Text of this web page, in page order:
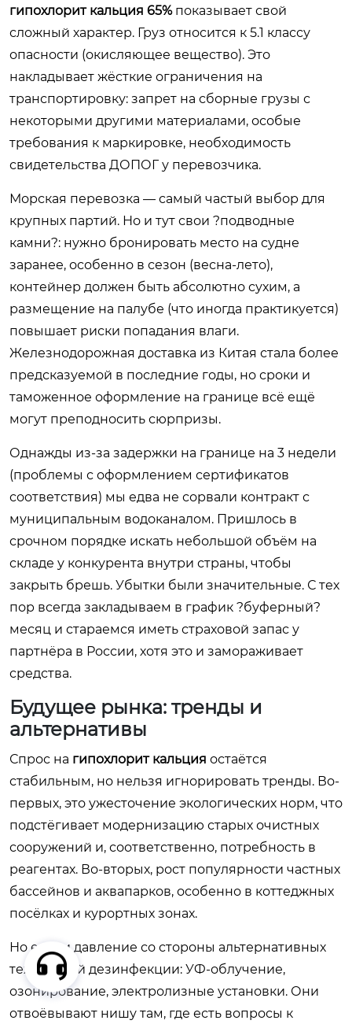
гипохлорит кальция 65%показывает свой
сложный характер. Груз относится к 5.1 классу
опасности (окисляющее вещество). Это
накладывает жёсткие ограничения на
транспортировку: запрет на сборные грузы с
некоторыми другими материалами, особые
требования к маркировке, необходимость
свидетельства ДОПОГ у перевозчика.
Морская перевозка — самый частый выбор для
крупных партий. Но и тут свои ?подводные
камни?: нужно бронировать место на судне
заранее, особенно в сезон (весна-лето),
контейнер должен быть абсолютно сухим, а
размещение на палубе (что иногда практикуется)
повышает риски попадания влаги.
Железнодорожная доставка из Китая стала более
предсказуемой в последние годы, но сроки и
таможенное оформление на границе всё ещё
могут преподносить сюрпризы.
Однажды из-за задержки на границе на 3 недели
(проблемы с оформлением сертификатов
соответствия) мы едва не сорвали контракт с
муниципальным водоканалом. Пришлось в
срочном порядке искать небольшой объём на
складе у конкурента внутри страны, чтобы
закрыть брешь. Убытки были значительные. С тех
пор всегда закладываем в график ?буферный?
месяц и стараемся иметь страховой запас у
партнёра в России, хотя это и замораживает
средства.
Будущее рынка: тренды и
альтернативы
Спрос на гипохлорит кальция остаётся
стабильным, но нельзя игнорировать тренды. Во-
первых, это ужесточение экологических норм, что
подстёгивает модернизацию старых очистных
сооружений и, соответственно, потребность в
реагентах. Во-вторых, рост популярности частных
бассейнов и аквапарков, особенно в коттеджных
посёлках и курортных зонах.
Но есть и давление со стороны альтернативных
технологий дезинфекции: УФ-облучение,
озонирование, электролизные установки. Они
отвоёвывают нишу там, где есть вопросы к